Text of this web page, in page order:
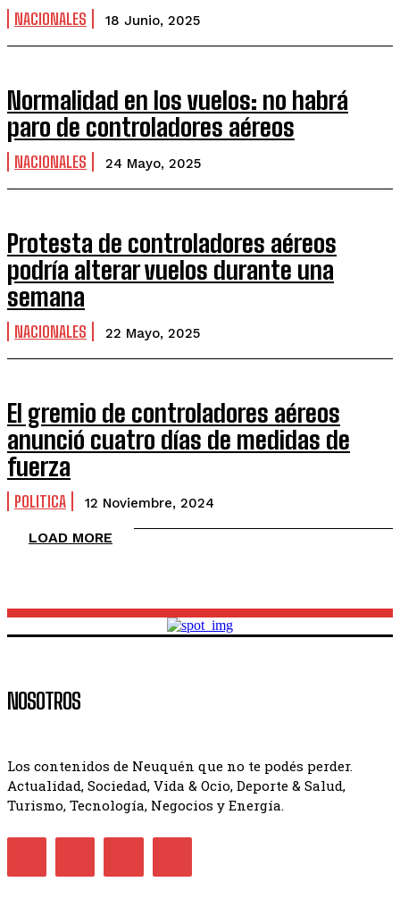
NACIONALES 18 Junio, 2025
Normalidad en los vuelos: no habrá
paro de controladores aéreos
NACIONALES 24 Mayo, 2025
Protesta de controladores aéreos
podría alterar vuelos durante una
semana
NACIONALES 22 Mayo, 2025
El gremio de controladores aéreos
anunció cuatro días de medidas de
fuerza
POLITICA 12 Noviembre, 2024
LOAD MORE
NOSOTROS
Los contenidos de Neuquén que no te podés perder.
Actualidad, Sociedad, Vida & Ocio, Deporte & Salud,
Turismo, Tecnología, Negocios y Energía.